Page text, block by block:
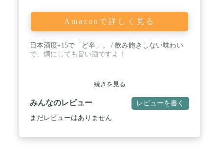
Amazonで詳しく見る
日本酒度+15で「ど辛」。 / 飲み飽きしない味わい
で、燗にしても旨い酒ですよ！
続きを見る
みんなのレビュー レビューを書く
まだレビューはありません